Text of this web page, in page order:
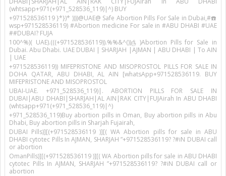
(whtsapp+971(+971_528536_119)|^) BUY
+971528536119 }*})* ))))@UAE@ Safe Abortion Pills For Sale in Dubai,#☎️
wsp+971528536119) #Abortion medicine For sale in #ABU DHABI #UAE
##DUBAI? FUJA
100^%)( UAE).(((+971528536119)).%%&^())௹ )Abortion Pills for Sale in
Dubai. Abu Dhabi. UAE DUBAI | SHARJAH |AJMAN | ABU DHABI | To AIN
| UAE
+971528536119)) MIFEPRISTONE AND MISOPROSTOL PILLS FOR SALE IN
DOHA QATAR, ABU DHABI, AL AIN [whatsApp+971528536119. BUY
MIFEPRISTONE AND MISOPROSTOL
UBAI-UAE. +971_528536_119)|. ABORTION PILLS FOR SALE IN
DUBAI|ABU DHABI|SHARJAH|AL AIN|RAK CITY|FUJAirah In ABU DHABI
(whtsapp+971(+971_528536_119)|^)
+971_528536_119)Buy abortion pills in Oman, Buy abortion pills in Abu
Dhabi, Buy abortion pills in Sharjah Fujairah,
DUBAI Pills)][(+971528536119 )][( WA Abortion pills for sale in ABU
DHABI cytotec Pills In AJMAN, SHARJAH ”+971528536119? ?#iN DUBAI call
or abortion
OmanPills)][(+971528536119 )][( WA Abortion pills for sale in ABU DHABI
cytotec Pills In AJMAN, SHARJAH ”+971528536119? ?#iN DUBAI call or
abortion